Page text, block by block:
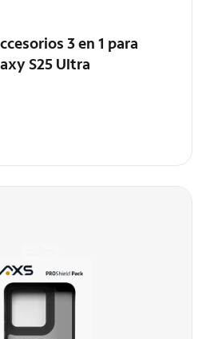
3 en 1 para
S25 Ultra